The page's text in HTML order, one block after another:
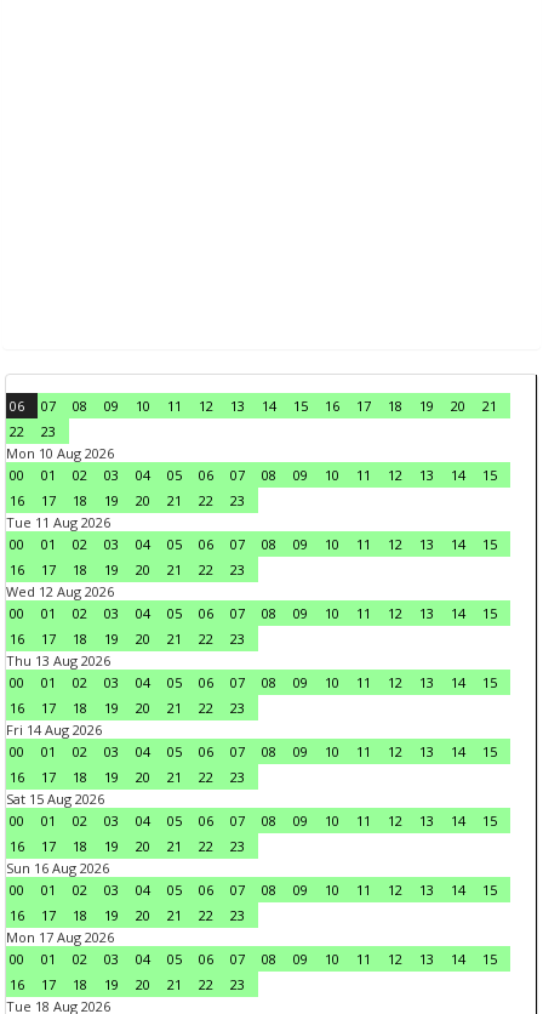
06 07 08 09 10 11 12 13 14 15 16 17 18 19 20
21
22
23
Mon 10 Aug 2026
00
01 02 03 04 05 06 07 08 09 10 11 12 13 14
15
16
17 18 19 20 21 22
23
Tue 11 Aug 2026
00
01 02 03 04 05 06 07 08 09 10 11 12 13 14
15
16
17 18 19 20 21 22
23
Wed 12 Aug 2026
00
01 02 03 04 05 06 07 08 09 10 11 12 13 14
15
16
17 18 19 20 21 22
23
Thu 13 Aug 2026
00
01 02 03 04 05 06 07 08 09 10 11 12 13 14
15
16
17 18 19 20 21 22
23
Fri 14 Aug 2026
00
01 02 03 04 05 06 07 08 09 10 11 12 13 14
15
16
17 18 19 20 21 22
23
Sat 15 Aug 2026
00
01 02 03 04 05 06 07 08 09 10 11 12 13 14
15
16
17 18 19 20 21 22
23
Sun 16 Aug 2026
00
01 02 03 04 05 06 07 08 09 10 11 12 13 14
15
16
17 18 19 20 21 22
23
Mon 17 Aug 2026
00
01 02 03 04 05 06 07 08 09 10 11 12 13 14
15
16
17 18 19 20 21 22
23
Tue 18 Aug 2026